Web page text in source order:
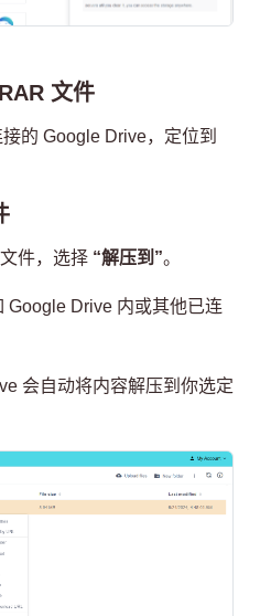
文件
的 Google Drive，定位到
件，选择 “解压到”。
Google Drive 内或其他已连
会自动将内容解压到你选定